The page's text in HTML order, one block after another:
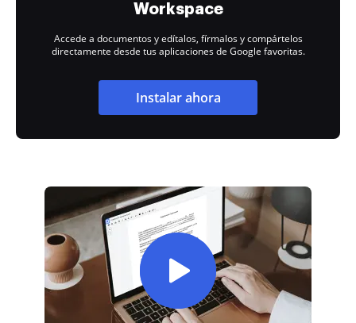
Workspace
Accede a documentos y edítalos, fírmalos y compártelos
directamente desde tus aplicaciones de Google favoritas.
Instalar ahora